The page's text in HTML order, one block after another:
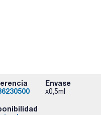
Envase
x0,5ml